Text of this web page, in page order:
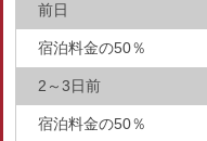
前日
宿泊料金の50％
2～3日前
宿泊料金の50％